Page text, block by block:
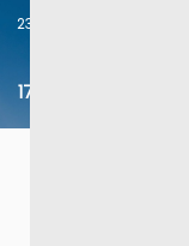
23:00
17°C